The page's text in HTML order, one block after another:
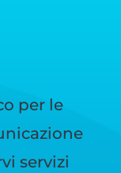
per le
servizi